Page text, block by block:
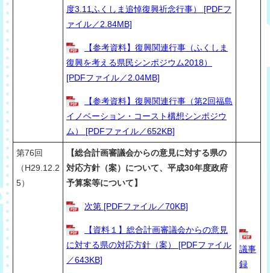
度3.11ふくしま追悼復興祈念行事） [PDFフ
ァイル／2.84MB]
【参考資料】復興関連行事（ふくしま
復興を考える県民シンポジウム2018）
[PDFファイル／2.04MB]
【参考資料】復興関連行事（第2回福島
イノベーション・コースト構想シンポジウ
ム） [PDFファイル／652KB]
第76回
（H29.12.2
5）
【総合計画審議会からの意見に対する県の
対応方針（案）について、平成30年度政府
予算案等について】
次第 [PDFファイル／70KB]
【資料１】総合計画審議会からの意見
に対する県の対応方針（案） [PDFファイル
／643KB]
議事
録